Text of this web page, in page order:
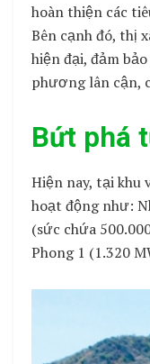
hoàn thiện các
Bên cạnh đó, thị
hiện đại, đảm
phương lân cận,
Bứt phá
Hiện nay, tại khu
hoạt động như:
(sức chứa
Phong 1 (1.320